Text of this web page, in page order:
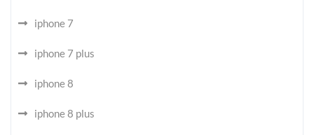
iphone 7
iphone 7 plus
iphone 8
iphone 8 plus